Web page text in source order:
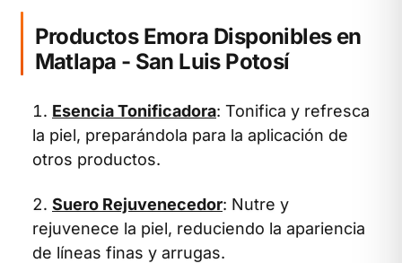
Productos Emora Disponibles en
Matlapa - San Luis Potosí
Esencia Tonificadora: Tonifica y refresca
la piel, preparándola para la aplicación de
otros productos.
Suero Rejuvenecedor: Nutre y
rejuvenece la piel, reduciendo la apariencia
de líneas finas y arrugas.